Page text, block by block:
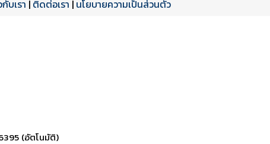
บเรา | ติดต่อเรา | นโยบายความเป็นส่วนตัว
(อัตโนมัติ)